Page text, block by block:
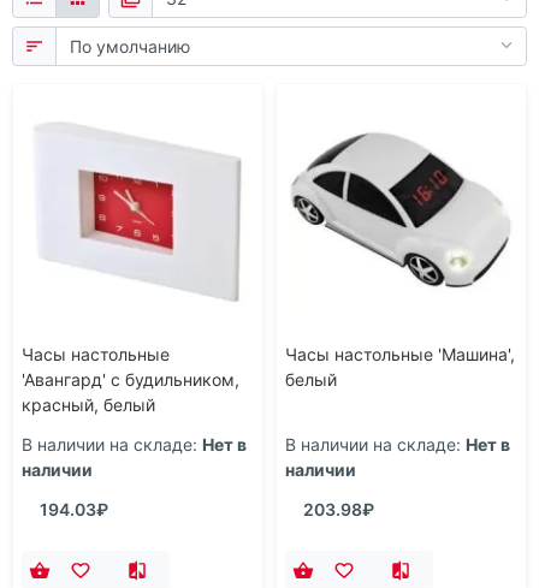
Часы настольные
'Авангард' с будильником,
красный, белый
В наличии на складе: Нет в
наличии
194.03₽
Часы настольные 'Машина',
белый
В наличии на складе: Нет в
наличии
203.98₽